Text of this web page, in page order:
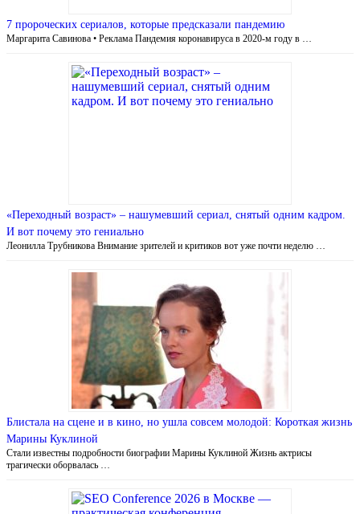
7 пророческих сериалов, которые предсказали пандемию
Маргарита Савинова • Реклама Пандемия коронавируса в 2020-м году в …
«Переходный возраст» – нашумевший сериал, снятый одним кадром.
И вот почему это гениально
Леонилла Трубникова Внимание зрителей и критиков вот уже почти неделю …
Блистала на сцене и в кино, но ушла совсем молодой: Короткая жизнь
Марины Куклиной
Стали известны подробности биографии Марины Куклиной Жизнь актрисы
трагически оборвалась …